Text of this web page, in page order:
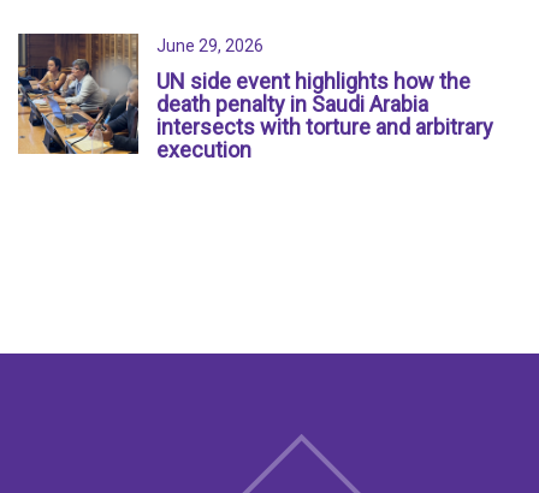
June 29, 2026
UN side event highlights how the
death penalty in Saudi Arabia
intersects with torture and arbitrary
execution